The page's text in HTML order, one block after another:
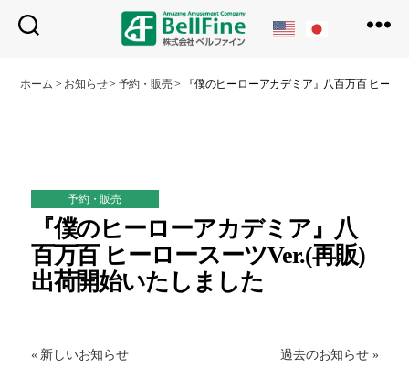
フ
ホーム > お知らせ> 予約・販売> 『僕のヒーローアカデミア』八百万百 ヒー
予約・販売
『僕のヒーローアカデミア』八
百万百 ヒーロースーツVer.(再販)
出荷開始いたしました
« 新しいお知らせ 過去のお知らせ »